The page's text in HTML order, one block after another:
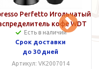
Perfetto Игольчатый
кофе WDT
Tool Алюминий
Есть в наличии
Срок доставки
до 30 дней
Артикул: VK2007014